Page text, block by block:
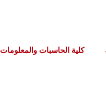
كلية الحاسبات والمعلومات